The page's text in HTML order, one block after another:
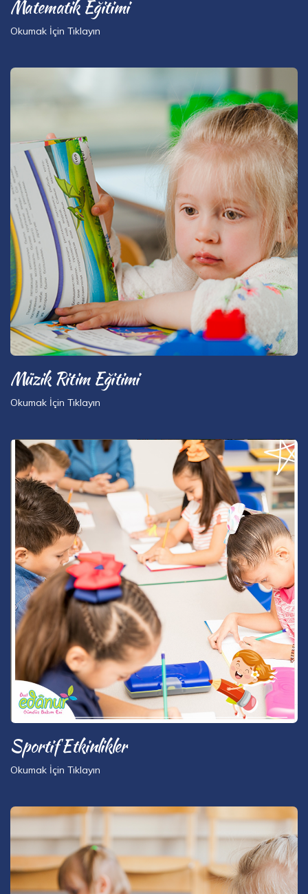
Matematik Eğitimi
Okumak İçin Tıklayın
Müzik Ritim Eğitimi
Okumak İçin Tıklayın
Sportif Etkinlikler
Okumak İçin Tıklayın